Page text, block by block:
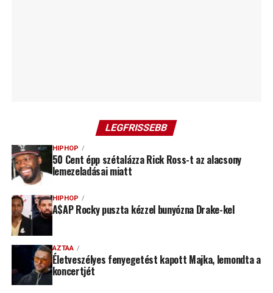
LEGFRISSEBB
HIPHOP
50 Cent épp szétalázza Rick Ross-t az alacsony
lemezeladásai miatt
HIPHOP
A$AP Rocky puszta kézzel bunyózna Drake-kel
AZTAA
Életveszélyes fenyegetést kapott Majka, lemondta a
koncertjét